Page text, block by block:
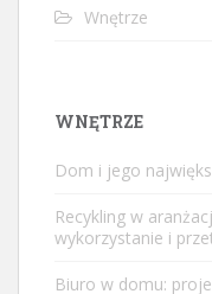
Wnętrze
WNĘTRZE
Dom i jego
Recykling w
wykorzystanie i
Biuro w domu: